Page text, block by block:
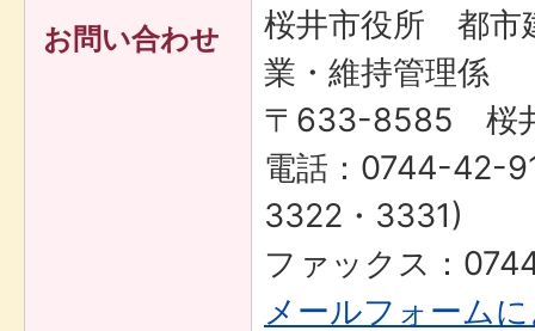
お問い合わせ
桜井市役所 都
業・維持管理係
〒633-8585 桜
電話：0744-42-
3322・3331)
ファックス：
メールフォーム